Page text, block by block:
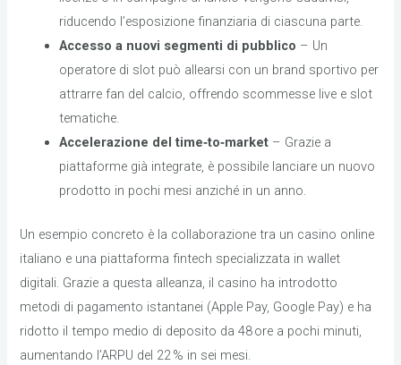
riducendo l’esposizione finanziaria di ciascuna parte.
Accesso a nuovi segmenti di pubblico – Un
operatore di slot può allearsi con un brand sportivo per
attrarre fan del calcio, offrendo scommesse live e slot
tematiche.
Accelerazione del time‑to‑market – Grazie a
piattaforme già integrate, è possibile lanciare un nuovo
prodotto in pochi mesi anziché in un anno.
Un esempio concreto è la collaborazione tra un casino online
italiano e una piattaforma fintech specializzata in wallet
digitali. Grazie a questa alleanza, il casino ha introdotto
metodi di pagamento istantanei (Apple Pay, Google Pay) e ha
ridotto il tempo medio di deposito da 48 ore a pochi minuti,
aumentando l’ARPU del 22 % in sei mesi.